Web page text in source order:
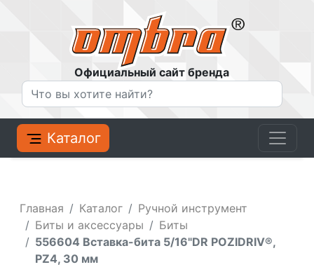
Официальный сайт бренда
Каталог
Главная Каталог
Ручной инструмент
Биты и аксессуары
Биты
556604 Вставка-бита 5/16"DR POZIDRIV®,
PZ4, 30 мм